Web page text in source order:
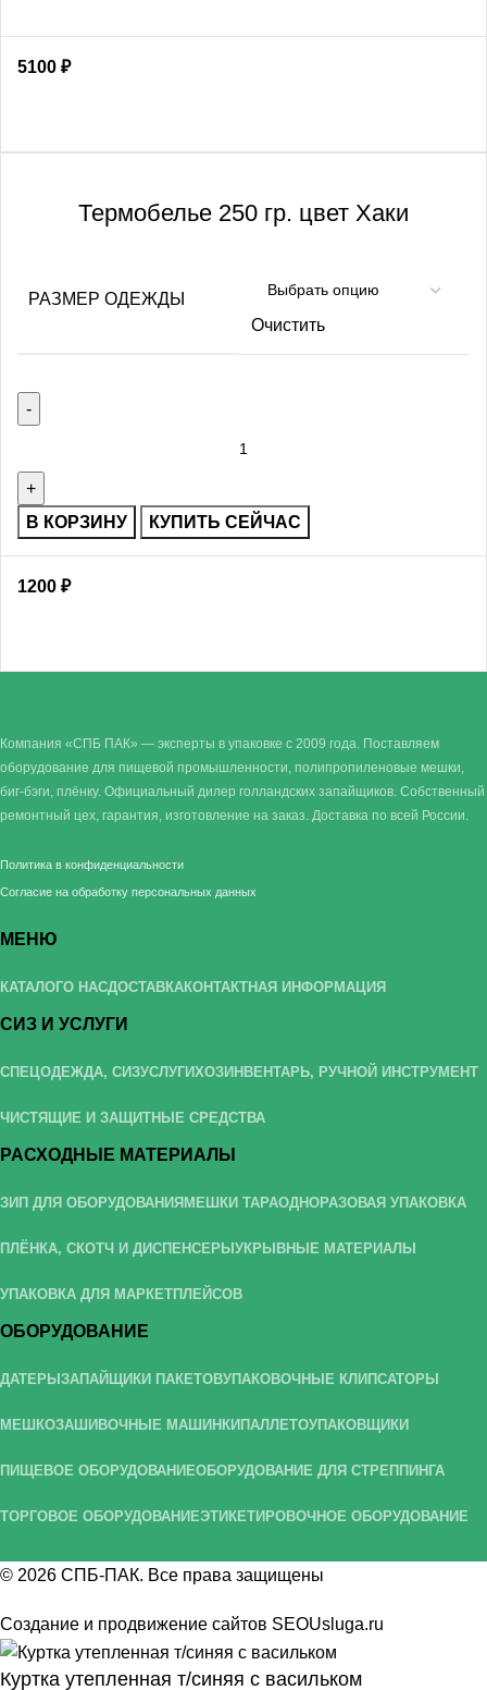
5100 ₽
Термобелье 250 гр. цвет Хаки
РАЗМЕР ОДЕЖДЫ
Очистить
В КОРЗИНУ КУПИТЬ СЕЙЧАС
1200 ₽
Компания «СПБ ПАК» — эксперты в упаковке с 2009 года. Поставляем
оборудование для пищевой промышленности, полипропиленовые мешки,
биг-бэги, плёнку. Официальный дилер голландских запайщиков. Собственный
ремонтный цех, гарантия, изготовление на заказ. Доставка по всей России.
Политика в конфиденциальности
Согласие на обработку персональных данных
МЕНЮ
КАТАЛОГО НАСДОСТАВКАКОНТАКТНАЯ ИНФОРМАЦИЯ
СИЗ И УСЛУГИ
СПЕЦОДЕЖДА, СИЗУСЛУГИХОЗИНВЕНТАРЬ, РУЧНОЙ ИНСТРУМЕНТ
ЧИСТЯЩИЕ И ЗАЩИТНЫЕ СРЕДСТВА
РАСХОДНЫЕ МАТЕРИАЛЫ
ЗИП ДЛЯ ОБОРУДОВАНИЯМЕШКИ ТАРАОДНОРАЗОВАЯ УПАКОВКА
ПЛЁНКА, СКОТЧ И ДИСПЕНСЕРЫУКРЫВНЫЕ МАТЕРИАЛЫ
УПАКОВКА ДЛЯ МАРКЕТПЛЕЙСОВ
ОБОРУДОВАНИЕ
ДАТЕРЫЗАПАЙЩИКИ ПАКЕТОВУПАКОВОЧНЫЕ КЛИПСАТОРЫ
МЕШКОЗАШИВОЧНЫЕ МАШИНКИПАЛЛЕТОУПАКОВЩИКИ
ПИЩЕВОЕ ОБОРУДОВАНИЕОБОРУДОВАНИЕ ДЛЯ СТРЕППИНГА
ТОРГОВОЕ ОБОРУДОВАНИЕЭТИКЕТИРОВОЧНОЕ ОБОРУДОВАНИЕ
© 2026 СПБ-ПАК. Все права защищены
Создание и продвижение сайтов SEOUsluga.ru
Куртка утепленная т/синяя с васильком